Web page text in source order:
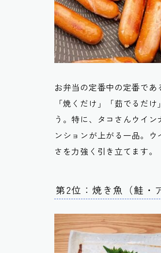
お弁当の定番中の定番で
「焼くだけ」「茹でるだ
う。特に、 タコさんウイン
ンションが上がる一品。
さを力強く引き立てます。
第2位：焼き魚（鮭・